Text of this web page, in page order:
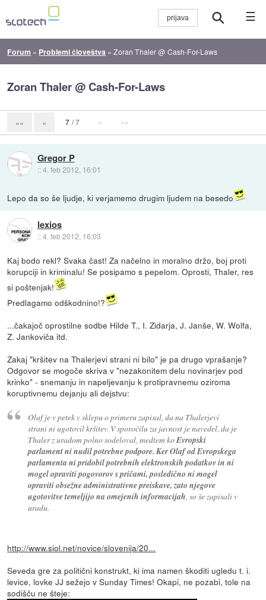
☰
Forum » Problemi človeštva »Zoran Thaler @ Cash-For-Laws
Zoran Thaler @ Cash-For-Laws
«« « 7 / 7 » »»
Gregor P
::4. feb 2012, 16:01
Lepo da so še ljudje, ki verjamemo drugim ljudem na besedo
lexios
::4. feb 2012, 16:03
Kaj bodo rekl? Svaka čast! Za načelno in moralno držo, boj proti
korupciji in kriminalu! Se posipamo s pepelom. Oprosti, Thaler, res
si poštenjak!
Predlagamo odškodnino!?
...čakajoč oprostilne sodbe Hilde T., I. Zidarja, J. Janše, W. Wolfa,
Z. Jankoviča itd.
Zakaj "kršitev na Thalerjevi strani ni bilo" je pa drugo vprašanje?
Odgovor se mogoče skriva v "nezakonitem delu novinarjev pod
krinko" - snemanju in napeljevanju k protipravnemu oziroma
koruptivnemu dejanju ali dejstvu:
Olaf je v petek v sklepu o primeru zapisal, da na Thalerjevi
strani ni ugotovil kršitev. V sporočilu za javnost je navedel, da je
Thaler z uradom polno sodeloval, medtem koEvropski
parlament ni nudil potrebne podpore. Ker Olaf od Evropskega
parlamenta ni pridobil potrebnih elektronskih podatkov in ni
mogel opraviti pogovorov s pričami, posledično ni mogel
opraviti obsežne administrativne preiskave, zato njegove
ugotovitve temeljijo na omejenih informacijah, so še zapisali v
uradu.
http://www.siol.net/novice/slovenija/20...
Seveda gre za politični konstrukt, ki ima namen škoditi ugledu t. i.
levice, lovke JJ sežejo v Sunday Times! Okapi, ne pozabi, tole na
sodišču ne šteje: